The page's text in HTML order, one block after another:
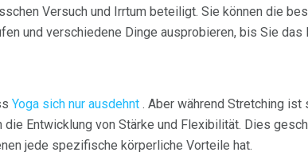
Versuch und Irrtum beteiligt. Sie können die
und verschiedene Dinge ausprobieren, bis Sie das
Yoga sich nur ausdehnt . Aber während Stretching
die Entwicklung von Stärke und Flexibilität. Dies
jede spezifische körperliche Vorteile hat.